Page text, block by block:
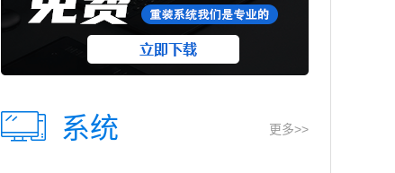
系统 更多>>